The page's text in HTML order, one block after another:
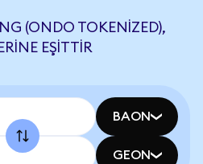
(ONDO TOKENIZED),
EŞITTIR
BAON
GEON